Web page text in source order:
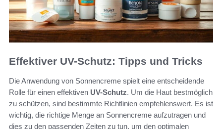
Effektiver UV-Schutz: Tipps und Tricks
Die Anwendung von Sonnencreme spielt eine entscheidende
Rolle für einen effektiven UV-Schutz. Um die Haut bestmöglich
zu schützen, sind bestimmte Richtlinien empfehlenswert. Es ist
wichtig, die richtige Menge an Sonnencreme aufzutragen und
dies zu den passenden Zeiten zu tun, um den optimalen